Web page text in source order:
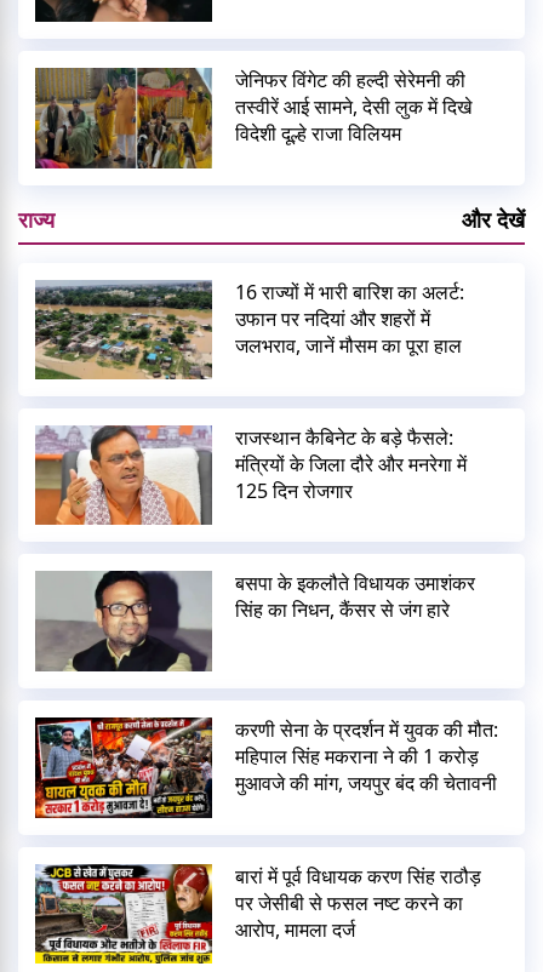
जेनिफर विंगेट की हल्दी सेरेमनी की
तस्वीरें आई सामने, देसी लुक में दिखे
विदेशी दूल्हे राजा विलियम
राज्य और देखें
16 राज्यों में भारी बारिश का अलर्ट:
उफान पर नदियां और शहरों में
जलभराव, जानें मौसम का पूरा हाल
राजस्थान कैबिनेट के बड़े फैसले:
मंत्रियों के जिला दौरे और मनरेगा में
125 दिन रोजगार
बसपा के इकलौते विधायक उमाशंकर
सिंह का निधन, कैंसर से जंग हारे
करणी सेना के प्रदर्शन में युवक की मौत:
महिपाल सिंह मकराना ने की 1 करोड़
मुआवजे की मांग, जयपुर बंद की चेतावनी
बारां में पूर्व विधायक करण सिंह राठौड़
पर जेसीबी से फसल नष्ट करने का
आरोप, मामला दर्ज